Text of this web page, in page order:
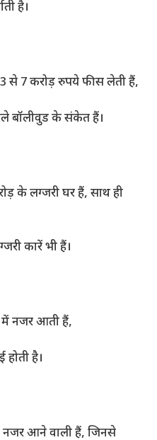
है।
से 7 करोड़ रुपये फीस लेती हैं,
बॉलीवुड के संकेत हैं।
के लग्जरी घर हैं, साथ ही
कारें भी हैं।
में नजर आती हैं,
है।
नजर आने वाली हैं, जिनसे